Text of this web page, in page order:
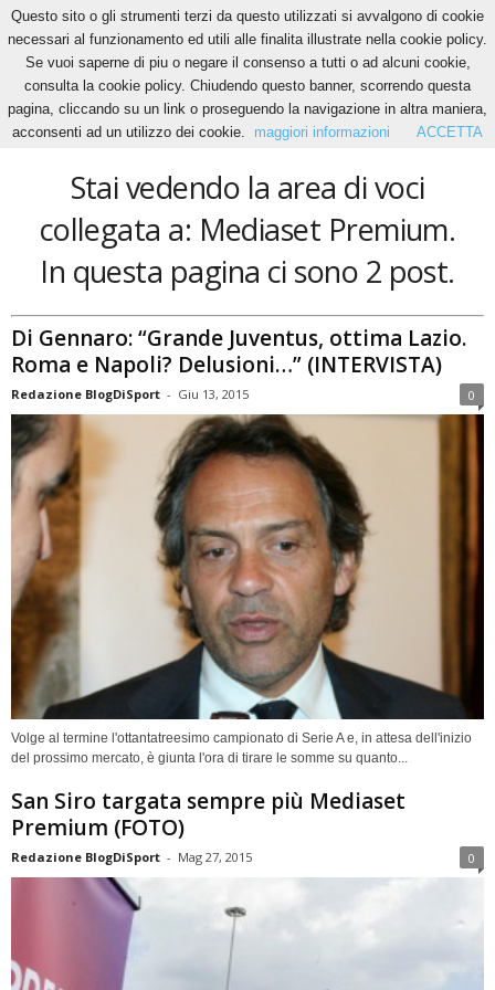
Home Tags Mediaset Premium
Mediaset Premium
Stai vedendo la area di voci
collegata a: Mediaset Premium.
In questa pagina ci sono 2 post.
Di Gennaro: “Grande Juventus, ottima Lazio.
Roma e Napoli? Delusioni…” (INTERVISTA)
Redazione BlogDiSport - Giu 13, 2015 0
Volge al termine l'ottantatreesimo campionato di Serie A e, in attesa dell'inizio
del prossimo mercato, è giunta l'ora di tirare le somme su quanto...
San Siro targata sempre più Mediaset
Premium (FOTO)
Redazione BlogDiSport - Mag 27, 2015 0
Questo sito o gli strumenti terzi da questo utilizzati si avvalgono di cookie
necessari al funzionamento ed utili alle finalita illustrate nella cookie policy.
Se vuoi saperne di piu o negare il consenso a tutti o ad alcuni cookie,
consulta la cookie policy. Chiudendo questo banner, scorrendo questa
pagina, cliccando su un link o proseguendo la navigazione in altra maniera,
acconsenti ad un utilizzo dei cookie.
maggiori informazioni ACCETTA